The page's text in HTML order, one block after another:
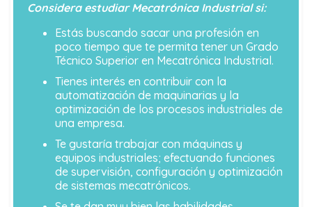
Considera estudiar Mecatrónica Industrial si:
Estás buscando sacar una profesión en
poco tiempo que te permita tener un Grado
Técnico Superior en Mecatrónica Industrial.
Tienes interés en contribuir con la
automatización de maquinarias y la
optimización de los procesos industriales de
una empresa.
Te gustaría trabajar con máquinas y
equipos industriales; efectuando funciones
de supervisión, configuración y optimización
de sistemas mecatrónicos.